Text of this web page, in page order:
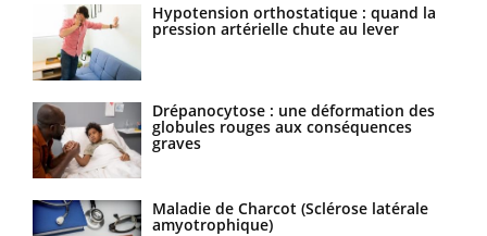
Hypotension orthostatique : quand la
pression artérielle chute au lever
Drépanocytose : une déformation des
globules rouges aux conséquences
graves
Maladie de Charcot (Sclérose latérale
amyotrophique)